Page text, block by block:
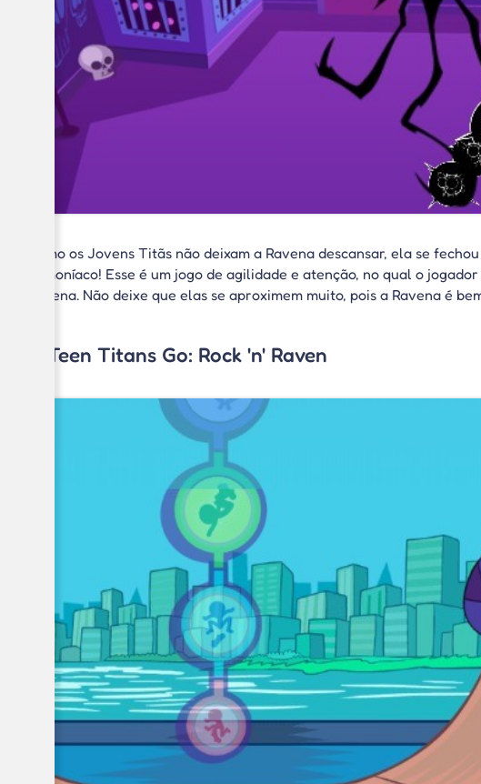
Como os Jovens Titãs não deixam a Ravena descansar, ela se
demoníaco! Esse é um jogo de agilidade e atenção, no qual o
Ravena. Não deixe que elas se aproximem muito, pois a Ravena é
5. Teen Titans Go: Rock 'n' Raven